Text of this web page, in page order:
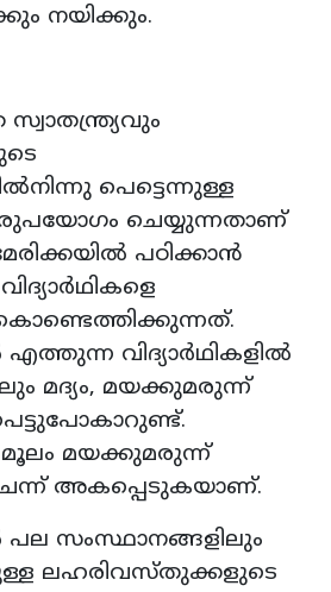
നയിക്കും.
സ്വാതന്ത്ര്യവും
പെട്ടെന്നുള്ള
ചെയ്യുന്നതാണ്
പഠിക്കാൻ
വിദ്യാർഥികളിൽ
മദ്യം, മയക്കുമരുന്ന്
മയക്കുമരുന്ന്
അകപ്പെടുകയാണ്.
പല സംസ്ഥാനങ്ങളിലും
ലഹരിവസ്തുക്കളുടെ